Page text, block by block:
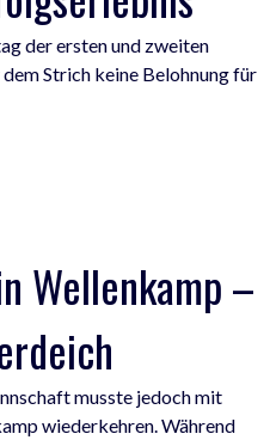
der ersten und zweiten
Strich keine Belohnung für
Wellenkamp –
musste jedoch mit
wiederkehren. Während